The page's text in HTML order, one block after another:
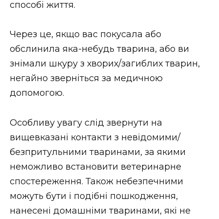
способі життя.
Через це, якщо вас покусала або
обслинила яка-небудь тварина, або ви
знімали шкуру з хворих/загиблих тварин,
негайно зверніться за медичною
допомогою.
Особливу увагу слід звернути на
вищевказані контакти з невідомими/
безпритульними тваринами, за якими
неможливо встановити ветеринарне
спостереження. Також небезпечними
можуть бути і подібні пошкодження,
нанесені домашніми тваринами, які не